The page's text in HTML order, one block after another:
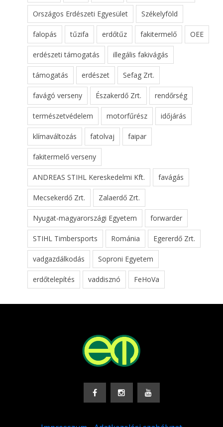
Országos Erdészeti Egyesület Székelyföld
falopás tűzifa erdőtűz fakitermelő OEE
erdészeti támogatás illegális fakivágás
támogatás erdészet Sefag Zrt.
favágó verseny Északerdő Zrt. rendőrség
természetvédelem motorfűrész időjárás
klímaváltozás fatolvaj faipar
fakitermelő verseny
ANDREAS STIHL Kereskedelmi Kft. favágás
Mecsekerdő Zrt. Zalaerdő Zrt.
Nyugat-magyarországi Egyetem forwarder
STIHL Timbersports Románia Egererdő Zrt.
vadgazdálkodás Soproni Egyetem
erdőtelepítés vaddisznó FeHoVa